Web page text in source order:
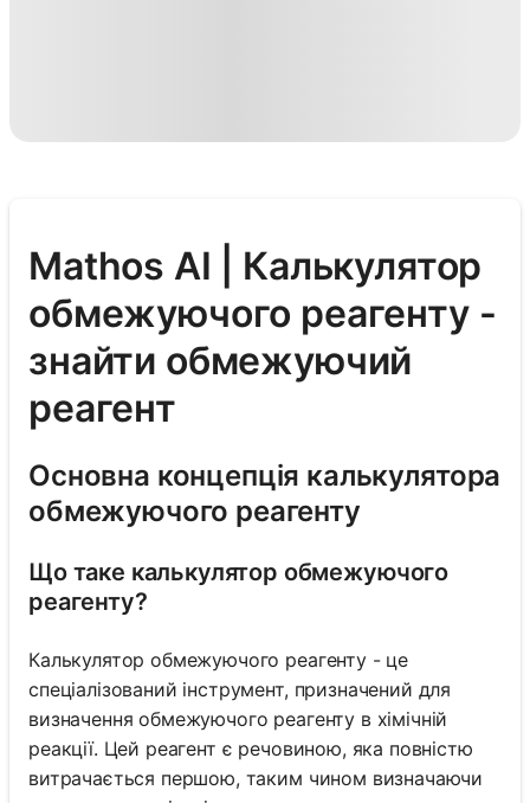
Mathos AI | Калькулятор
обмежуючого реагенту -
знайти обмежуючий
реагент
Основна концепція калькулятора
обмежуючого реагенту
Що таке калькулятор обмежуючого
реагенту?
Калькулятор обмежуючого реагенту - це
спеціалізований інструмент, призначений для
визначення обмежуючого реагенту в хімічній
реакції. Цей реагент є речовиною, яка повністю
витрачається першою, таким чином визначаючи